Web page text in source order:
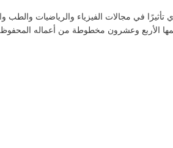
في مجالات الفيزياء والرياضيات
الأربع وعشرون مخطوطة من أعماله